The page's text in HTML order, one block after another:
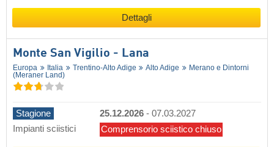
Dettagli
Monte San Vigilio - Lana
Europa Italia Trentino-Alto Adige Alto Adige
Merano e Dintorni
(Meraner Land)
Stagione 25.12.2026 - 07.03.2027
Impianti sciistici
Comprensorio sciistico chiuso